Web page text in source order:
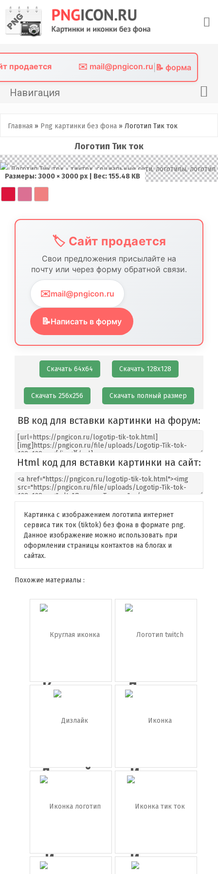
content
продается ✉️ mail@pngicon.ru 📝 форма
Навигация
Png иконки
Фото без фона
Главная » Png картинки без фона » Логотип Тик ток
Логотип Тик ток
Размеры: 3000 × 3000 px | Вес: 155.48 KB
🏷️ Сайт продается
Свои предложения присылайте на
почту или через форму обратной связи.
✉️mail@pngicon.ru
📝Написать в форму
Скачать 64х64 Скачать 128х128
Скачать 256х256 Скачать полный размер
BB код для вставки картинки на форум:
Html код для вставки картинки на сайт:
Картинка с изображением логотипа интернет
сервиса тик ток (tiktok) без фона в формате png.
Данное изображение можно использовать при
оформлении страницы контактов на блогах и
сайтах.
Похожие материалы :
Круглая
иконка
Te...
Логотип
twitch (т...
Дизлайк
Иконка
вконтакте
Иконка
Иконка